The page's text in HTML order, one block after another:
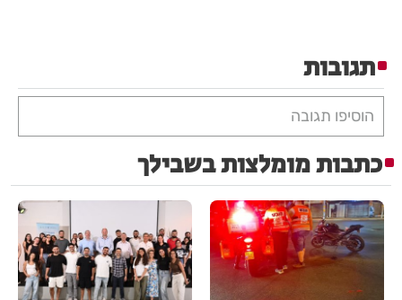
תגובות
הוסיפו תגובה
כתבות מומלצות בשבילך